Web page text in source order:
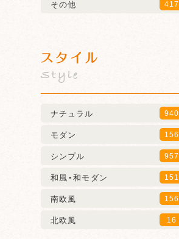
その他 417
スタイル
Style
ナチュラル 940
モダン 156
シンプル 957
和風・和モダン 151
南欧風 156
北欧風 16